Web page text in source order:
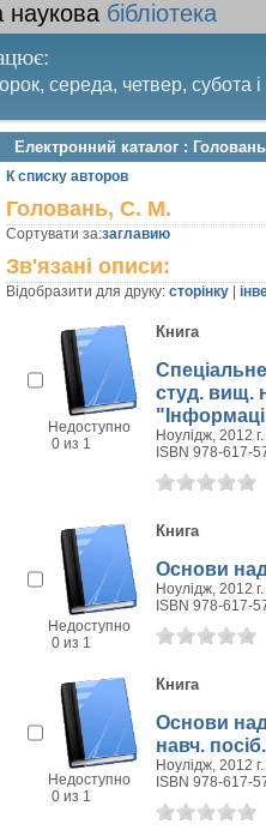
наукова бібліотека
середа, четвер, субота
п’ятниця. Останній четвер
Електронний каталог :
К списку авторов
Головань, С. М.
Сортувати за:заглавию
Зв'язані описи:
Відобразити для друку: сторінку
Недоступно
0 из 1
Книга
студ. вищ.
Ноулідж, 2012 г.
ISBN 978-617-
Недоступно
0 из 1
Книга
Основи
Ноулідж, 2012 г.
ISBN 978-617-
Недоступно
0 из 1
Книга
Основи
навч. посіб.
Ноулідж, 2012 г.
ISBN 978-617-